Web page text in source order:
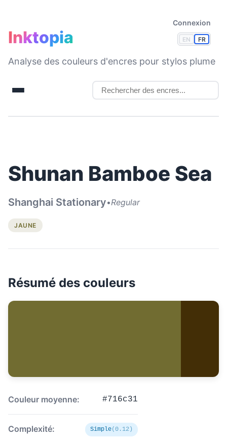
EN FR
Connexion
Inktopia
Analyse des couleurs d'encres pour stylos plume
Shunan Bamboe Sea
Shanghai Stationary•Regular
JAUNE
Résumé des couleurs
Couleur moyenne: #716c31
Complexité: Simple(0.12)